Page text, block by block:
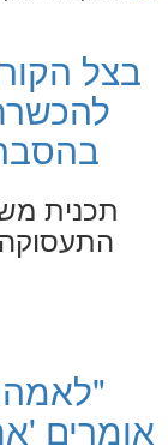
בצל
תכנית
אומרים